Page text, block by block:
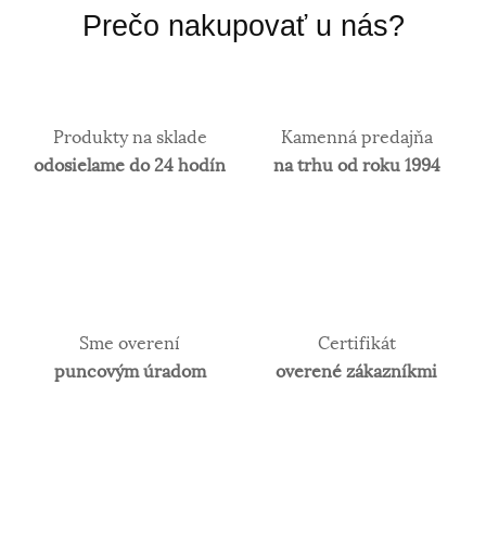
Prečo nakupovať u nás?
Produkty na sklade
odosielame do 24 hodín
Kamenná predajňa
na trhu od roku 1994
Sme overení
puncovým úradom
Certifikát
overené zákazníkmi